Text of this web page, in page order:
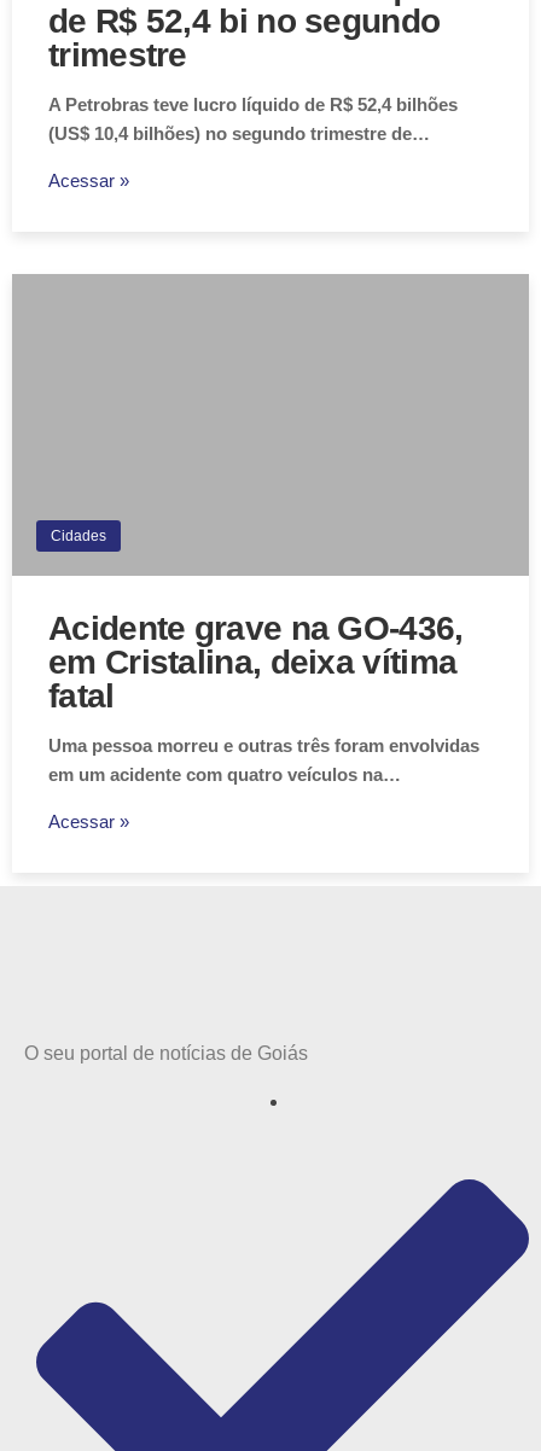
de R$ 52,4 bi no segundo
trimestre
A Petrobras teve lucro líquido de R$ 52,4 bilhões
(US$ 10,4 bilhões) no segundo trimestre de…
Acessar »
Cidades
Acidente grave na GO-436,
em Cristalina, deixa vítima
fatal
Uma pessoa morreu e outras três foram envolvidas
em um acidente com quatro veículos na…
Acessar »
O seu portal de notícias de Goiás